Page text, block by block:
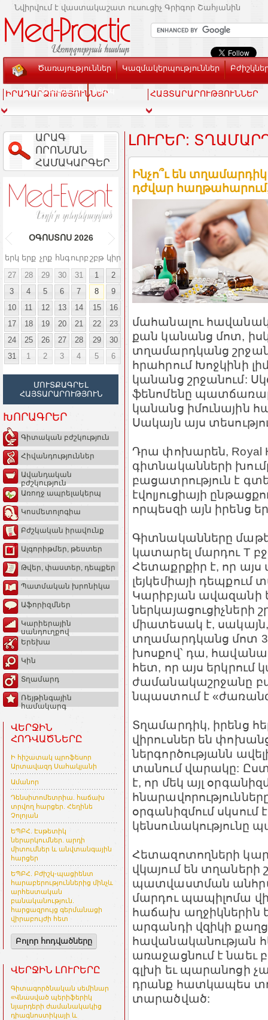
Նվիրվում է վաստակաշատ ուսուցիչ Գրիգոր Շահյանին
Ծառայություններ Կազմակերպություններ
Տեսասրահ Կապ
ԻՐԱԴԱՐՁՈՒԹՅՈՒՆՆԵՐ ՀԱՅՏԱՐԱՐՈՒԹՅՈՒՆՆԵՐ
ԱՐԱԳ
ՈՐՈՆՄԱՆ
ՀԱՄԱԿԱՐԳԵՐ
ՕԳՈՍՏՈՍ 2026
երկ երք չրք հնգուրբ շբթ կիր
27
28 29 30 31 1
2
3
4 5 6 7 8
9
10
11 12 13 14 15
16
17
18 19 20 21 22
23
24
25 26 27 28 29
30
31
1 2 3 4 5 6
ՄՈՒՏՔԱԳՐԵԼ
ՀԱՅՏԱՐԱՐՈՒԹՅՈՒՆ
ԽՈՐԱԳՐԵՐ
Գիտական բժշկություն
Հիվանդություններ
Ավանդական
բժշկություն
Առողջ ապրելակերպ
Կոսմետոլոգիա
Բժշկական իրավունք
Ալգորիթմեր, թեստեր
Թվեր, փաստեր, դեպքեր
Պատմական խրոնիկա
Աֆորիզմներ
Կարիերային
սանդուղքով
Երեխա
Կին
Տղամարդ
Ռեյթինգային
համակարգ
ՎԵՐՋԻՆ
ՀՈԴՎԱԾՆԵՐԸ
Ի հիշատակ պրոֆեսոր
Արտավազդ Սահակյանի
Ամանոր
Դենսիտոմետրիա. հաճախ
տրվող հարցեր. Հեղինե
Չոլոյան
ԵՊԲՀ. Էսթետիկ
ներարկումներ. արդի
միտումներ և անվտանգային
հարցեր
ԵՊԲՀ. Բժիշկ-պացիենտ
հարաբերություններից մինչև
արհեստական
բանականություն.
հարցազրույց գերմանացի
վիրաբույժի հետ
Բոլոր հոդվածները
ՎԵՐՋԻՆ ԼՈՒՐԵՐԸ
Գիտագործնական սեմինար
«Վնասված պերիֆերիկ
նյարդերի ժամանակակից
դիագնոստիկայի և
ԼՈՒՐԵՐ:
Ինչո՞ւ են
դժվար
մահանալու
քան կանանց մոտ,
տղամարդկանց
հրահրում Խոջկինի
կանանց շրջանում:
ֆենոմենը
կանանց իմունային
Սակայն այս
Դրա փոխարեն, Royal
գիտնականների
բացատրություն է
էվոլյուցիայի
որպեսզի այն իրենց
Գիտնականները
կատարել մարդու Т
Հետաքրքիր է, որ այս
լեյկեմիայի
Կարիբյան ավազանի
ներկայացուցիչների
միատեսակ է,
տղամարդկանց մոտ
խոսքով՝ դա,
հետ, որ այս երկրում
ժամանակաշրջանը
նպաստում է
Տղամարդիկ, իրենց
վիրուսներ են
ներգործությանն
տանում վարակը: Ըստ
է, որ մեկ այլ
օրգանիզմում
կենսունակությունը
Հետազոտողների
վկայում են
պատվաստման
մարդու պապիլոմա
հաճախ աղջիկներին
արգանդի վզիկի
հավանականության
առաջացնում է նաեւ
գլխի եւ պարանոցի
դրանք հատկապես
տարածված: